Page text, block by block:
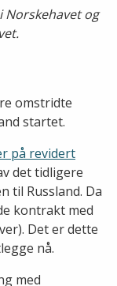
Norskehavet og
omstridte
startet.
på revidert
det tidligere
til Russland. Da
kontrakt med
Det er dette
nå.
med